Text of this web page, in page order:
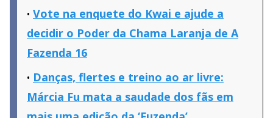
Vote na enquete do Kwai e ajude a
decidir o Poder da Chama Laranja de A
Fazenda 16
Danças, flertes e treino ao ar livre:
Márcia Fu mata a saudade dos fãs em